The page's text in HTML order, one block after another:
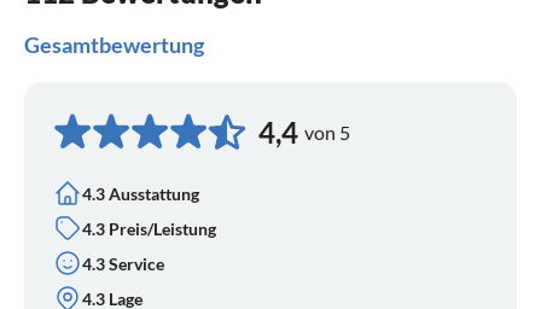
Gesamtbewertung
4,4 von 5
4.3 Ausstattung
4.3 Preis/Leistung
4.3 Service
4.3 Lage